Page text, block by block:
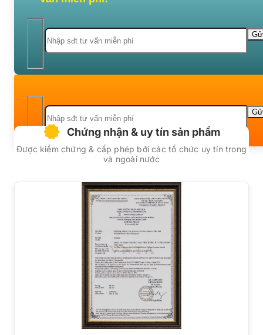
Chứng nhận & uy tín sản phẩm
Được kiểm chứng & cấp phép bởi các tổ chức uy tín trong
và ngoài nước